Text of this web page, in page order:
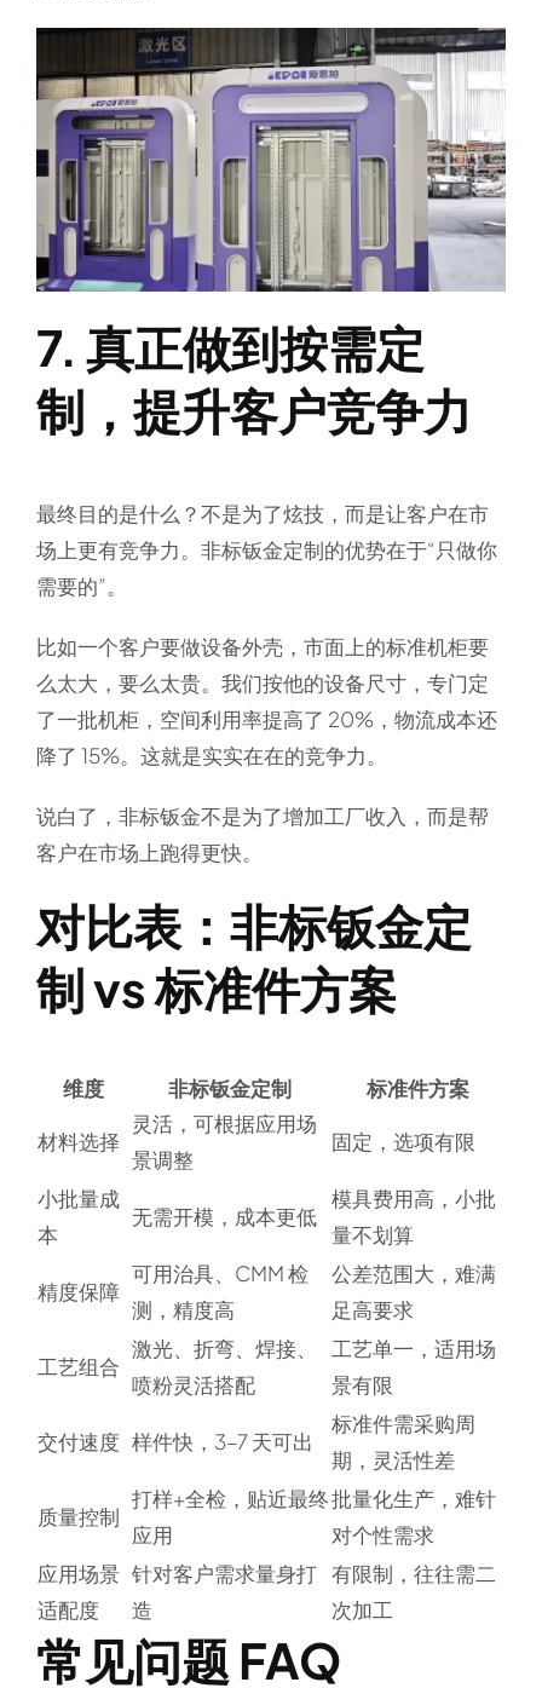
7. 真正做到按需定
制，提升客户竞争力
最终目的是什么？不是为了炫技，而是让客户在市
场上更有竞争力。非标钣金定制的优势在于“只做你
需要的”。
比如一个客户要做设备外壳，市面上的标准机柜要
么太大，要么太贵。我们按他的设备尺寸，专门定
了一批机柜，空间利用率提高了 20%，物流成本还
降了 15%。这就是实实在在的竞争力。
说白了，非标钣金不是为了增加工厂收入，而是帮
客户在市场上跑得更快。
对比表：非标钣金定
制 vs 标准件方案
维度 非标钣金定制
标准件方案
材料选择
灵活，可根据应用场
景调整
固定，选项有限
小批量成
本
无需开模，成本更低
模具费用高，小批
量不划算
精度保障
可用治具、CMM 检
测，精度高
公差范围大，难满
足高要求
工艺组合
激光、折弯、焊接、
喷粉灵活搭配
工艺单一，适用场
景有限
交付速度 样件快，3–7 天可出
标准件需采购周
期，灵活性差
质量控制
打样+全检，贴近最终
应用
批量化生产，难针
对个性需求
应用场景
适配度
针对客户需求量身打
造
有限制，往往需二
次加工
常见问题 FAQ